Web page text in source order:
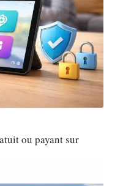
ou payant sur